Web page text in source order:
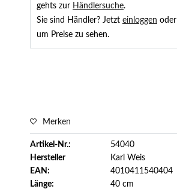
gehts zur Händlersuche.
Sie sind Händler? Jetzt einloggen oder
um Preise zu sehen.
Merken
Artikel-Nr.:
54040
Hersteller
Karl Weis
EAN:
4010411540404
Länge:
40 cm